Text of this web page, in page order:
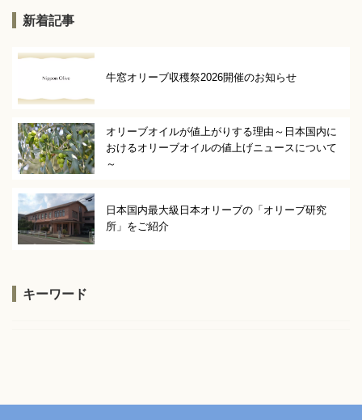
新着記事
牛窓オリーブ収穫祭2026開催のお知らせ
オリーブオイルが値上がりする理由～日本国内に
おけるオリーブオイルの値上げニュースについて
～
日本国内最大級日本オリーブの「オリーブ研究
所」をご紹介
キーワード